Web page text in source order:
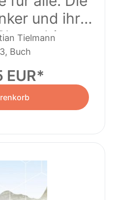
und ihre
bis zur
Tielmann
Buch
EUR